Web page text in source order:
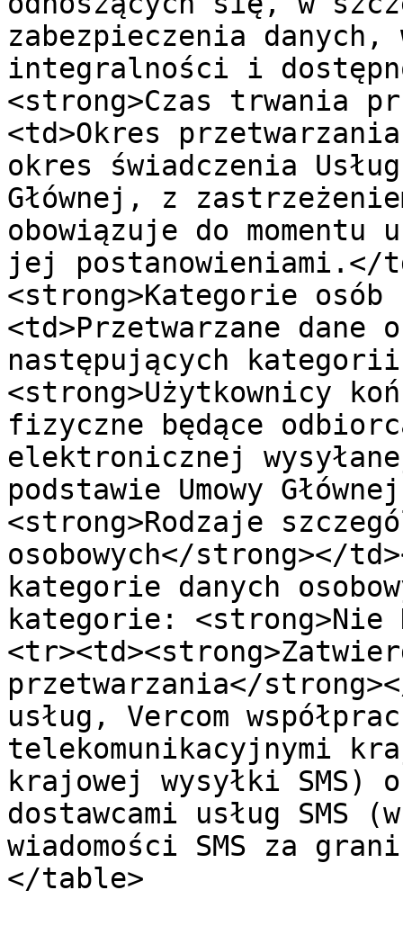
zabezpieczenia
integralności i
<strong>Czas trwania
<td>Okres
okres świadczenia
Głównej, z
obowiązuje do
jej postanowieniami.</
<strong>Kategorie
<td>Przetwarzane dane
następujących
<strong>Użytkownicy
fizyczne będące
elektronicznej
podstawie Umowy
<strong>Rodzaje
osobowych</strong></
kategorie danych
kategorie: <strong>Nie
przetwarzania</
usług, Vercom
telekomunikacyjnymi
krajowej wysyłki SMS)
dostawcami usług SMS
wiadomości SMS za
</table>